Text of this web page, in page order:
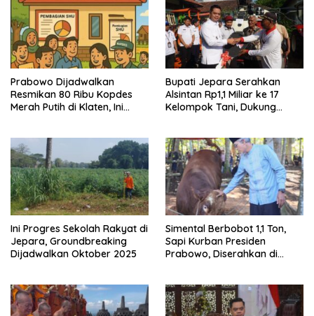
Prabowo Dijadwalkan
Resmikan 80 Ribu Kopdes
Merah Putih di Klaten, Ini
Bupati Jepara Serahkan
Alsintan Rp1,1 Miliar ke 17
Kelompok Tani, Dukung
Ini Progres Sekolah Rakyat di
Jepara, Groundbreaking
Dijadwalkan Oktober 2025
Simental Berbobot 1,1 Ton,
Sapi Kurban Presiden
Prabowo, Diserahkan di